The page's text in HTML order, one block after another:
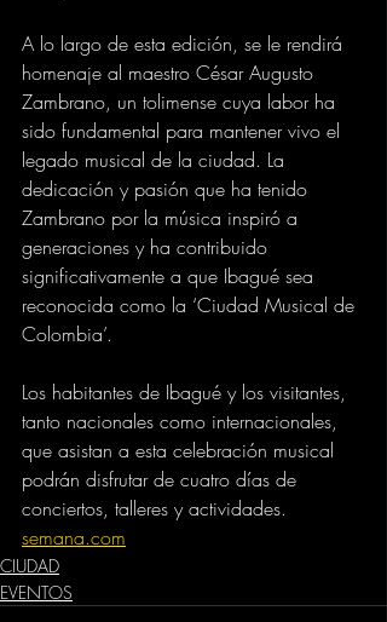
A lo largo de esta edición, se le rendirá
homenaje al maestro César Augusto
Zambrano, un tolimense cuya labor ha
sido fundamental para mantener vivo el
legado musical de la ciudad. La
dedicación y pasión que ha tenido
Zambrano por la música inspiró a
generaciones y ha contribuido
significativamente a que Ibagué sea
reconocida como la ‘Ciudad Musical de
Colombia’.
Los habitantes de Ibagué y los visitantes,
tanto nacionales como internacionales,
que asistan a esta celebración musical
podrán disfrutar de cuatro días de
conciertos, talleres y actividades.
semana.com
CIUDAD
EVENTOS